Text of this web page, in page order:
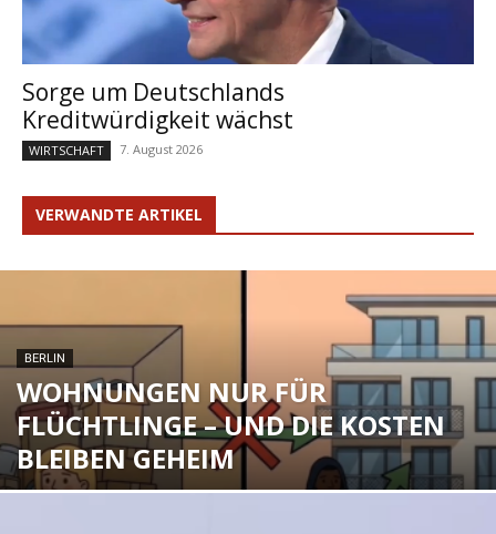
Sorge um Deutschlands
Kreditwürdigkeit wächst
WIRTSCHAFT 7. August 2026
VERWANDTE ARTIKEL
BERLIN
WOHNUNGEN NUR FÜR
FLÜCHTLINGE – UND DIE KOSTEN
BLEIBEN GEHEIM